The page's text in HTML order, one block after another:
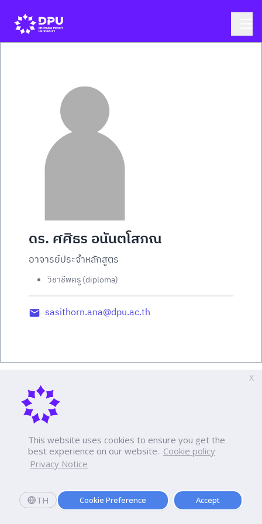
This website uses cookies to ensure you get the
best experience on our website. Cookie policy
Privacy Notice
TH Cookie Preference Accept
X
ดร. ศศิธร อนันตโสภณ
อาจารย์ประจำหลักสูตร
วิชาชีพครู (diploma)
sasithorn.ana@dpu.ac.th